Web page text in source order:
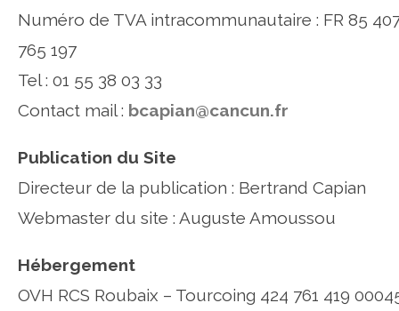
Numéro de TVA intracommunautaire : FR 85
765 197
Tel : 01 55 38 03 33
Contact mail : bcapian@cancun.fr
Publication du Site
Directeur de la publication : Bertrand Capian
Webmaster du site : Auguste Amoussou
Hébergement
OVH RCS Roubaix – Tourcoing 424 761 419